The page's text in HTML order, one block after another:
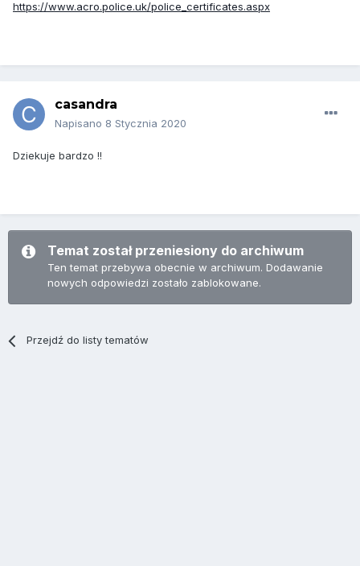
https://www.acro.police.uk/police_certificates.aspx
casandra
Napisano 8 Stycznia 2020
Dziekuje bardzo !!
Temat został przeniesiony do archiwum
Ten temat przebywa obecnie w archiwum. Dodawanie
nowych odpowiedzi zostało zablokowane.
Przejdź do listy tematów